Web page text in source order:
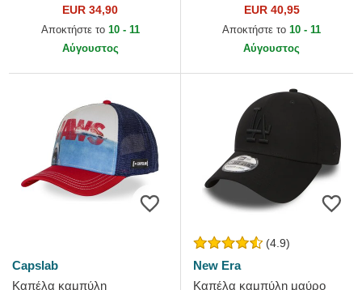
EUR 34,90
Αποκτήστε το 10 - 11
Αύγουστος
Authentic On Field από San
Diego Padres MLB από New
EUR 40,95
Αποκτήστε το 10 - 11
Αύγουστος
Capslab
Καπέλα καμπύλη
(4.9)
New Era
Καπέλα καμπύλη μαύρο